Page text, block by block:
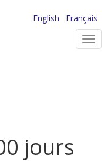
English
Français
jours